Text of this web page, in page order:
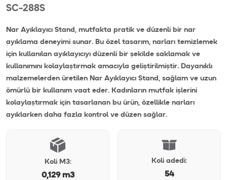
SC-288S
Nar Ayıklayıcı Stand, mutfakta pratik ve düzenli bir nar
ayıklama deneyimi sunar. Bu özel tasarım, narları temizlemek
için kullanılan ayıklayıcıyı düzenli bir şekilde saklamak ve
kullanımını kolaylaştırmak amacıyla geliştirilmiştir. Dayanıklı
malzemelerden üretilen Nar Ayıklayıcı Stand, sağlam ve uzun
ömürlü bir kullanım vaat eder. Kadınların mutfak işlerini
kolaylaştırmak için tasarlanan bu ürün, özellikle narları
ayıklarken daha fazla kontrol ve düzen sağlar.
Koli M3:
0,129 m3
Koli adedi:
54